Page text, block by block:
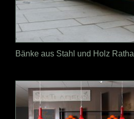
Bänke aus Stahl und Holz